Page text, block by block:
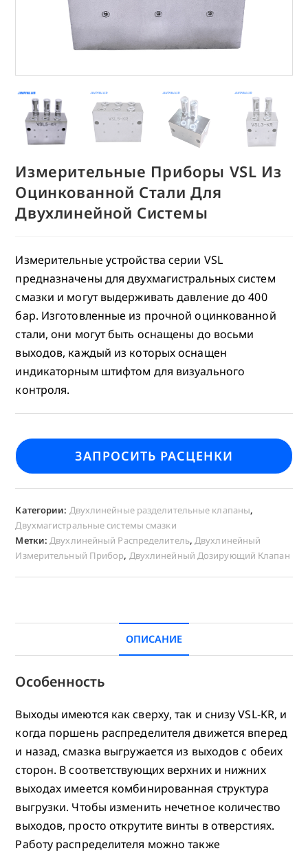
Измерительные Приборы VSL Из
Оцинкованной Стали Для
Двухлинейной Системы
Измерительные устройства серии VSL
предназначены для двухмагистральных систем
смазки и могут выдерживать давление до 400
бар. Изготовленные из прочной оцинкованной
стали, они могут быть оснащены до восьми
выходов, каждый из которых оснащен
индикаторным штифтом для визуального
контроля.
ЗАПРОСИТЬ РАСЦЕНКИ
Категории: Двухлинейные разделительные клапаны,
Двухмагистральные системы смазки
Метки:Двухлинейный Распределитель,Двухлинейный
Измерительный Прибор, Двухлинейный Дозирующий Клапан
ОПИСАНИЕ
Особенность
Выходы имеются как сверху, так и снизу VSL-KR, и
когда поршень распределителя движется вперед
и назад, смазка выгружается из выходов с обеих
сторон. В соответствующих верхних и нижних
выходах имеется комбинированная структура
выгрузки. Чтобы изменить нечетное количество
выходов, просто открутите винты в отверстиях.
Работу распределителя можно также